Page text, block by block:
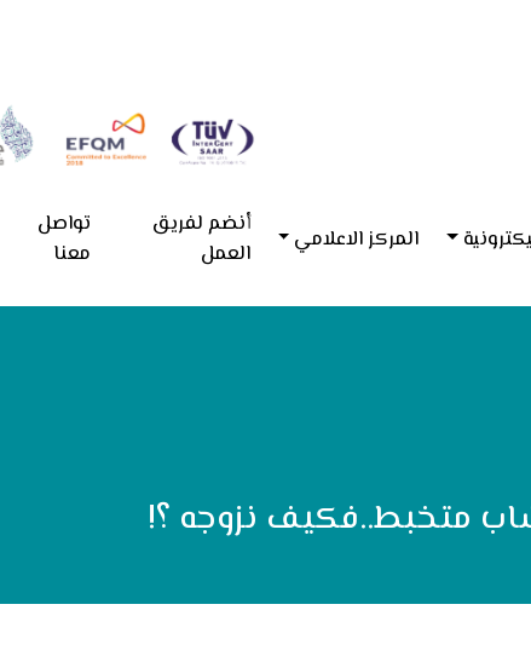
المركز الاعلامي
أنضم لفريق
العمل
تواصل
معنا
متخبط..فكيف نزوجه ؟!